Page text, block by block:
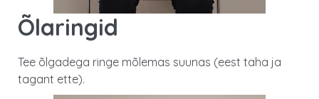
Õlaringid
Tee õlgadega ringe mõlemas suunas (eest taha ja
tagant ette).